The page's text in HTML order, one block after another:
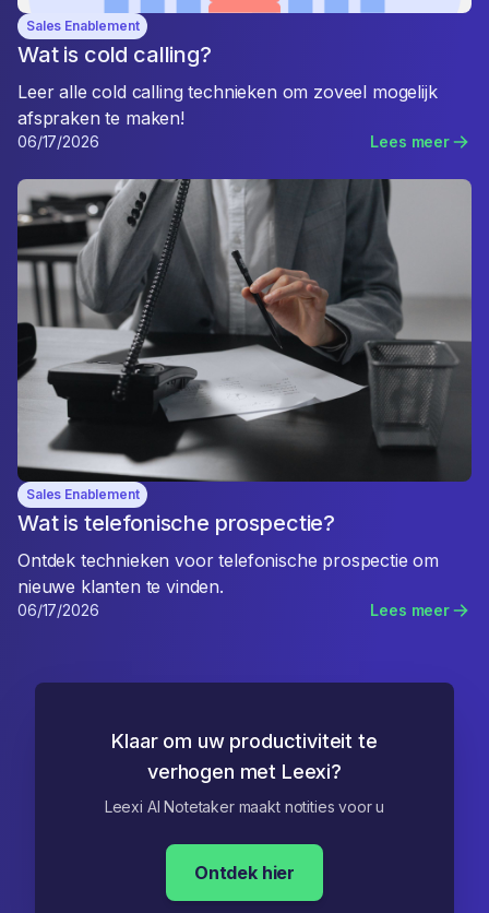
Sales Enablement
Wat is cold calling?
Leer alle cold calling technieken om zoveel mogelijk
afspraken te maken!
06/17/2026 Lees meer
Sales Enablement
Wat is telefonische prospectie?
Ontdek technieken voor telefonische prospectie om
nieuwe klanten te vinden.
06/17/2026 Lees meer
Klaar om uw productiviteit te
verhogen met Leexi?
Leexi AI Notetaker maakt notities voor u
Ontdek hier